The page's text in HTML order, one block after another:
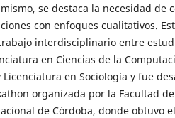
se destaca la necesidad de
con enfoques cualitativos.
interdisciplinario entre
en Ciencias de la
Licenciatura en Sociología y fue
organizada por la Facultad
de Córdoba, donde obtuvo